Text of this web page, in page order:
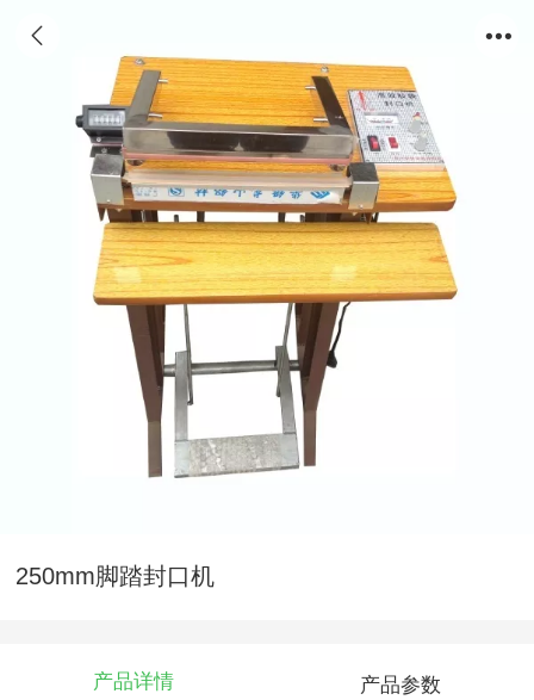
250mm脚踏封口机
产品详情 产品参数